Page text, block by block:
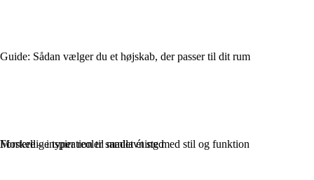
Guide: Sådan vælger du et højskab, der passer til dit rum
Forskellige typer reoler samlet ét sted
Mortere – inspiration til madlavning med stil og funktion